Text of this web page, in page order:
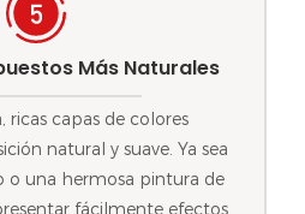
Más Naturales
ricas capas de colores
natural y suave. Ya sea
o una hermosa pintura de
fácilmente efectos